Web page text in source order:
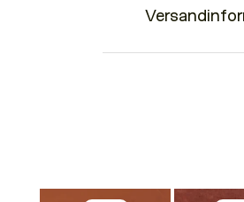
Perfektes Style
•längenverstellbar